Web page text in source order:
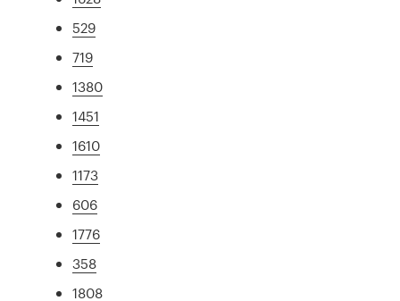
529
719
1380
1451
1610
1173
606
1776
358
1808